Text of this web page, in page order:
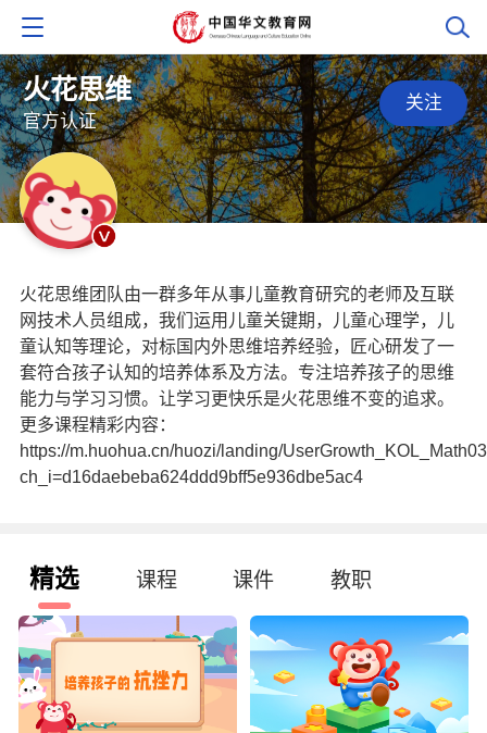
火花思维
官方认证
火花思维团队由一群多年从事儿童教育研究的老师及互联
网技术人员组成，我们运用儿童关键期，儿童心理学，儿
童认知等理论，对标国内外思维培养经验，匠心研发了一
套符合孩子认知的培养体系及方法。专注培养孩子的思维
能力与学习习惯。让学习更快乐是火花思维不变的追求。
更多课程精彩内容：
https://m.huohua.cn/huozi/landing/
ch_i=d16daebeba624ddd9bff5e936dbe5ac4
关注
精选 课程 课件 教职